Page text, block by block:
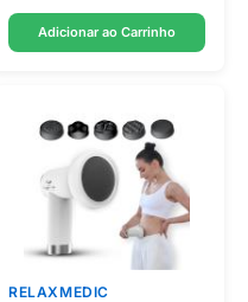
Adicionar ao Carrinho
RELAXMEDIC